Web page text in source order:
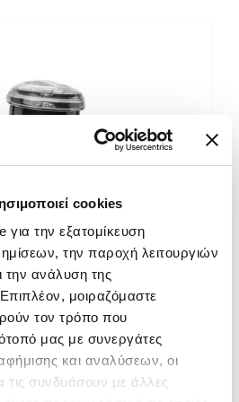
cookies
για την εξατομίκευση
την παροχή λειτουργιών
την ανάλυση της
μοιραζόμαστε
τον τρόπο που
μας με συνεργάτες
και αναλύσεων, οι
τις συνδυάσουν με άλλες
Στίφτης Johny AK/6 ECO
Μαύρος
002615
€